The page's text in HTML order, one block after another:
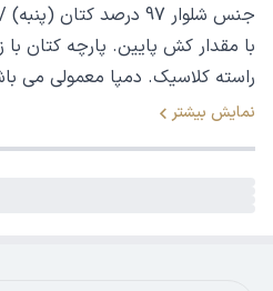
با مقدار کش پایین. پارچه کتان
راسته کلاسیک. دمپا معمولی می
نمایش بیشتر